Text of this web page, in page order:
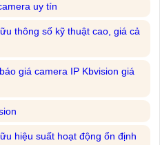
uy tín
thông số kỹ thuật cao, giá cả
giá camera IP Kbvision giá
hiệu suất hoạt động ổn định